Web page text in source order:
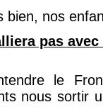
bien, nos
pas avec
le
nous sortir